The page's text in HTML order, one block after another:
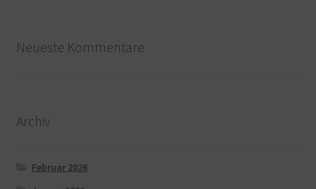
Neueste Kommentare
Archiv
Februar 2026